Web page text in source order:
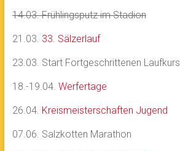
14.03. Frühlingsputz im Stadion
21.03. 33. Sälzerlauf
23.03. Start Fortgeschrittenen Laufkurs
18.-19.04. Werfertage
26.04. Kreismeisterschaften Jugend
07.06. Salzkotten Marathon